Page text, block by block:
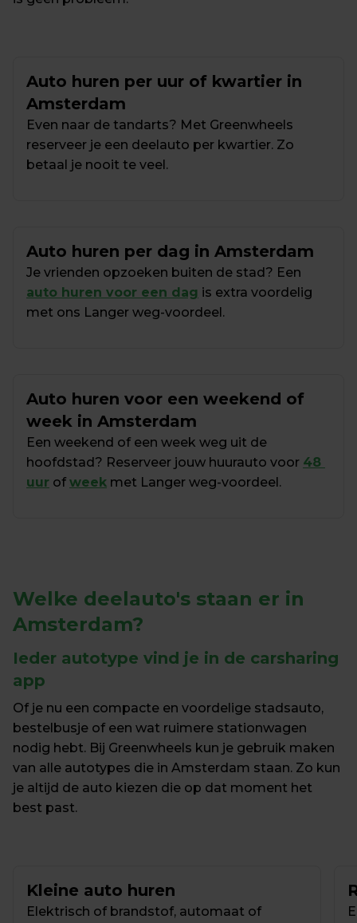
Auto huren per uur of kwartier in
Amsterdam
Even naar de tandarts? Met Greenwheels
reserveer je een deelauto per kwartier. Zo
betaal je nooit te veel.
Auto huren per dag in Amsterdam
auto huren voor een dag is extra voordelig
met ons Langer weg-voordeel.
Auto huren voor een weekend of
week in Amsterdam
Een weekend of een week weg uit de
hoofdstad? Reserveer jouw huurauto voor 48
uur of week met Langer weg-voordeel.
Welke deelauto's staan er in
Amsterdam?
Ieder autotype vind je in de carsharing
app
Of je nu een compacte en voordelige stadsauto,
bestelbusje of een wat ruimere stationwagen
nodig hebt. Bij Greenwheels kun je gebruik maken
van alle autotypes die in Amsterdam staan. Zo kun
je altijd de auto kiezen die op dat moment het
best past.
Kleine auto huren
Elektrisch of brandstof, automaat of